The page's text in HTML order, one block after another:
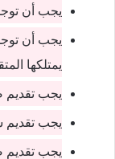
يجب أن
يجب أن
يمتلكها
يجب تقديم
يجب تقديم
يجب تقديم